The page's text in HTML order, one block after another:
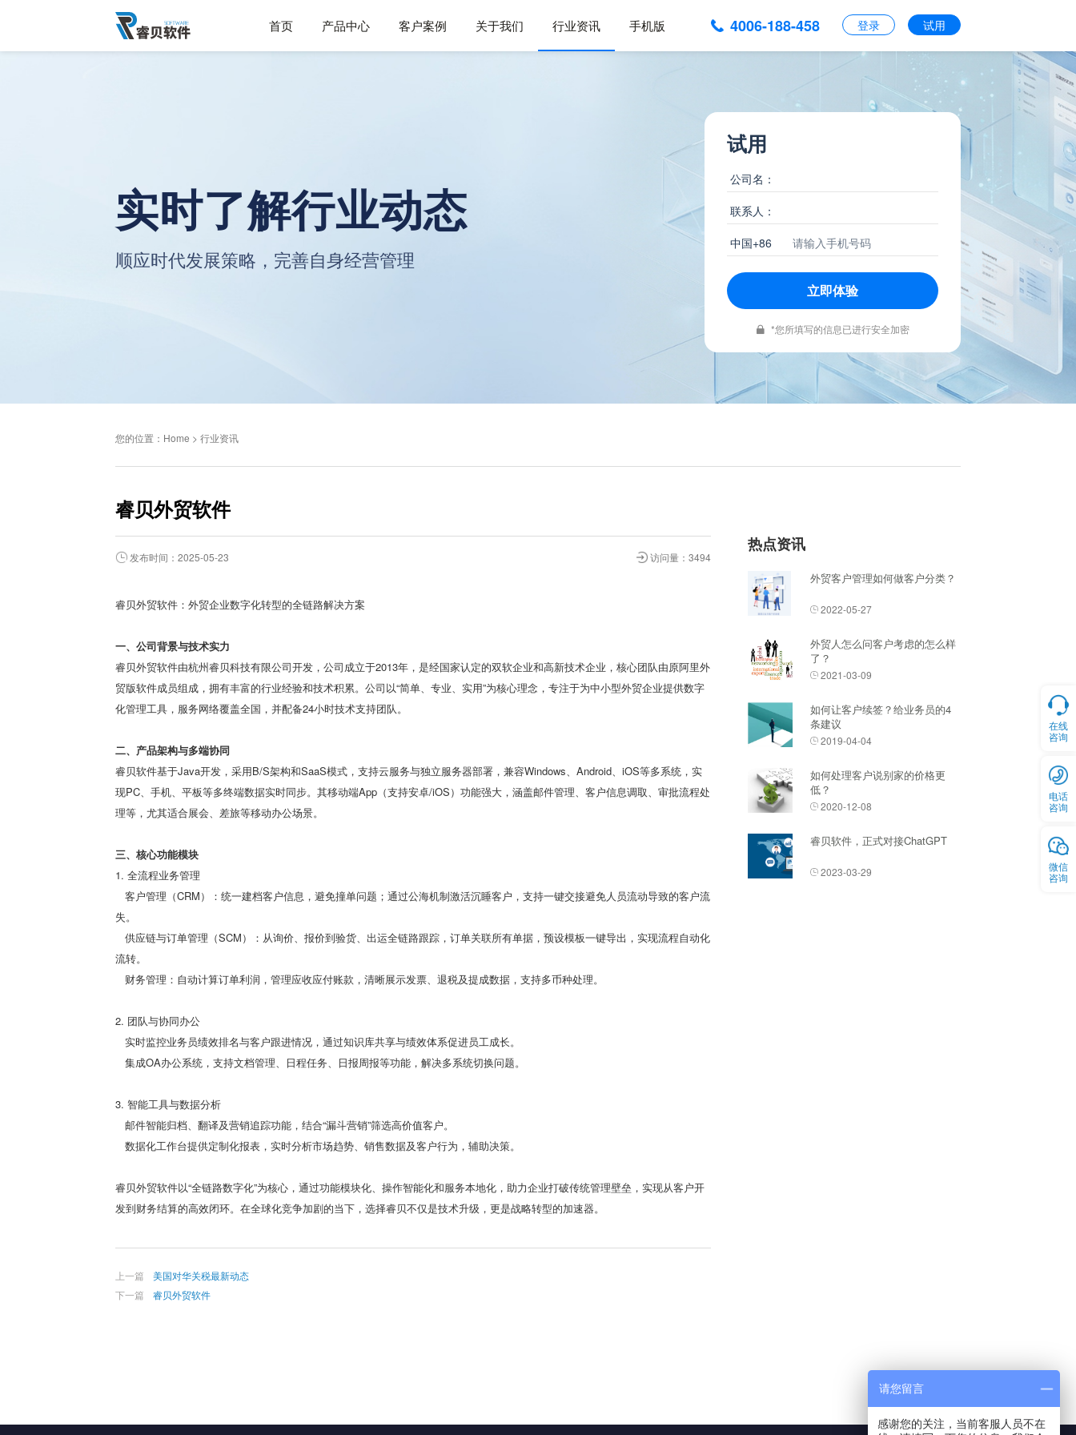
首页 产品中心 客户案例 关于我们 行业资讯 手机版 登录 试用
4006-188-458
实时了解行业动态
顺应时代发展策略，完善自身经营管理
试用
公司名：
联系人：
中国+86
立即体验
*您所填写的信息已进行安全加密
您的位置： Home > 行业资讯
睿贝外贸软件
发布时间：2025-05-23 访问量：3494
睿贝外贸软件：外贸企业数字化转型的全链路解决方案
一、公司背景与技术实力
睿贝外贸软件由杭州睿贝科技有限公司开发，公司成立于2013年，是经国家认定的双软企业和高新技术企业，核心团队由原阿里外
贸版软件成员组成，拥有丰富的行业经验和技术积累。公司以“简单、专业、实用”为核心理念，专注于为中小型外贸企业提供数字
化管理工具，服务网络覆盖全国，并配备24小时技术支持团队。
二、产品架构与多端协同
睿贝软件基于Java开发，采用B/S架构和SaaS模式，支持云服务与独立服务器部署，兼容Windows、Android、iOS等多系统，实
现PC、手机、平板等多终端数据实时同步。其移动端App（支持安卓/iOS）功能强大，涵盖邮件管理、客户信息调取、审批流程处
理等，尤其适合展会、差旅等移动办公场景。
三、核心功能模块
1. 全流程业务管理
客户管理（CRM）：统一建档客户信息，避免撞单问题；通过公海机制激活沉睡客户，支持一键交接避免人员流动导致的客户流
失。
供应链与订单管理（SCM）：从询价、报价到验货、出运全链路跟踪，订单关联所有单据，预设模板一键导出，实现流程自动化
流转。
财务管理：自动计算订单利润，管理应收应付账款，清晰展示发票、退税及提成数据，支持多币种处理。
2. 团队与协同办公
实时监控业务员绩效排名与客户跟进情况，通过知识库共享与绩效体系促进员工成长。
集成OA办公系统，支持文档管理、日程任务、日报周报等功能，解决多系统切换问题。
3. 智能工具与数据分析
邮件智能归档、翻译及营销追踪功能，结合“漏斗营销”筛选高价值客户。
数据化工作台提供定制化报表，实时分析市场趋势、销售数据及客户行为，辅助决策。
睿贝外贸软件以“全链路数字化”为核心，通过功能模块化、操作智能化和服务本地化，助力企业打破传统管理壁垒，实现从客户开
发到财务结算的高效闭环。在全球化竞争加剧的当下，选择睿贝不仅是技术升级，更是战略转型的加速器。
上一篇
美国对华关税最新动态
下一篇
睿贝外贸软件
热点资讯
外贸客户管理如何做客户分类？
2022-05-27
外贸人怎么问客户考虑的怎么样
了？
2021-03-09
如何让客户续签？给业务员的4
条建议
2019-04-04
如何处理客户说别家的价格更
低？
2020-12-08
睿贝软件，正式对接ChatGPT
2023-03-29
在线
咨询
电话
咨询
微信
咨询
请您留言
感谢您的关注，当前客服人员不在